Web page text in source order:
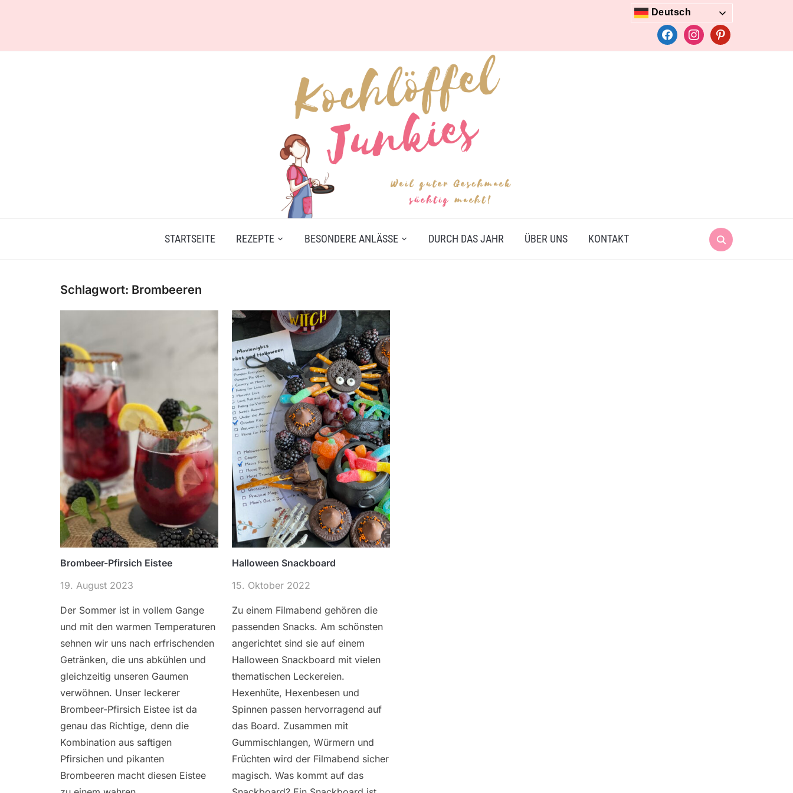
Deutsch
facebookinstagrampinterest
Search
for:
STARTSEITE REZEPTE BESONDERE ANLÄSSE DURCH DAS JAHR ÜBER UNS KONTAKT
Schlagwort: Brombeeren
Brombeer-Pfirsich Eistee
19. August 2023
Der Sommer ist in vollem Gange
und mit den warmen Temperaturen
sehnen wir uns nach erfrischenden
Getränken, die uns abkühlen und
gleichzeitig unseren Gaumen
verwöhnen. Unser leckerer
Brombeer-Pfirsich Eistee ist da
genau das Richtige, denn die
Kombination aus saftigen
Pfirsichen und pikanten
Brombeeren macht diesen Eistee
Halloween Snackboard
15. Oktober 2022
Zu einem Filmabend gehören die
passenden Snacks. Am schönsten
angerichtet sind sie auf einem
Halloween Snackboard mit vielen
thematischen Leckereien.
Hexenhüte, Hexenbesen und
Spinnen passen hervorragend auf
das Board. Zusammen mit
Gummischlangen, Würmern und
Früchten wird der Filmabend sicher
magisch. Was kommt auf das